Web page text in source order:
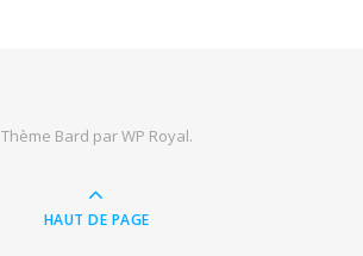
Thème Bard parWP Royal.
HAUT DE PAGE